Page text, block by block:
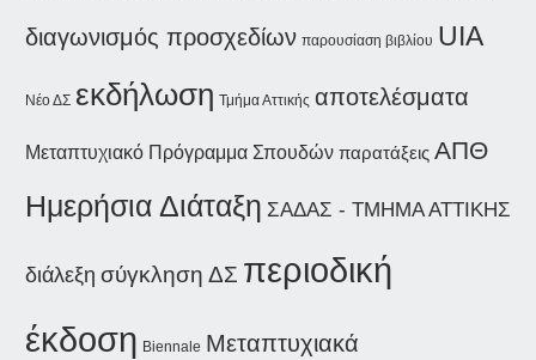
διαγωνισμός προσχεδίων παρουσίαση βιβλίου UIA
Νέο ΔΣ εκδήλωση Τμήμα Αττικής αποτελέσματα
Μεταπτυχιακό Πρόγραμμα Σπουδών παρατάξεις ΑΠΘ
Ημερήσια Διάταξη ΣΑΔΑΣ - ΤΜΗΜΑ ΑΤΤΙΚΗΣ
διάλεξη σύγκληση ΔΣ περιοδική
έκδοση Biennale Μεταπτυχιακά